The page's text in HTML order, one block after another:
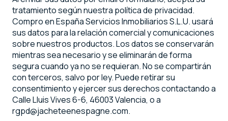
tratamiento según nuestra política de privacidad.
Compro en España Servicios Inmobiliarios S.L.U. usará
sus datos para la relación comercial y comunicaciones
sobre nuestros productos. Los datos se conservarán
mientras sea necesario y se eliminarán de forma
segura cuando ya no se requieran. No se compartirán
con terceros, salvo por ley. Puede retirar su
consentimiento y ejercer sus derechos contactando a
Calle Lluis Vives 6-6, 46003 Valencia, o a
rgpd@jacheteenespagne.com.